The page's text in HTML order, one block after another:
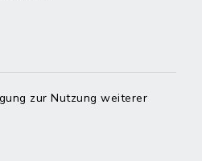
zur Nutzung weiterer